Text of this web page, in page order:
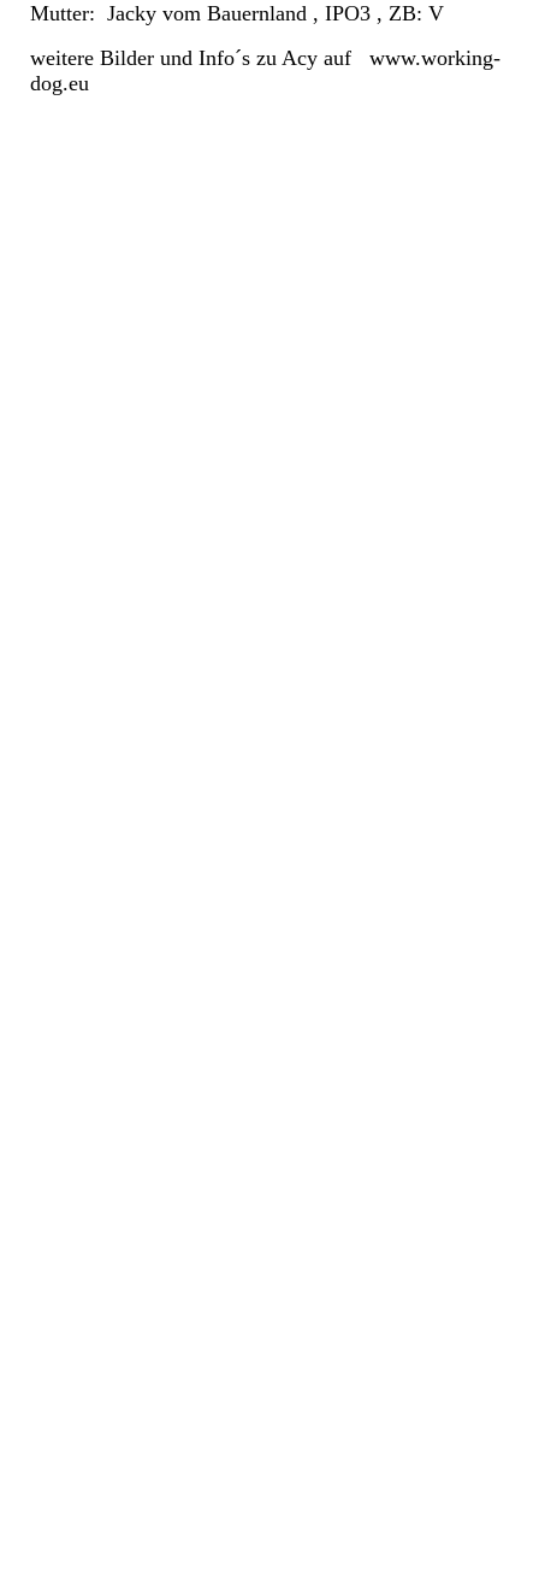
Mutter: Jacky vom Bauernland , IPO3 , ZB: V
weitere Bilder und Info´s zu Acy auf www.working-
dog.eu